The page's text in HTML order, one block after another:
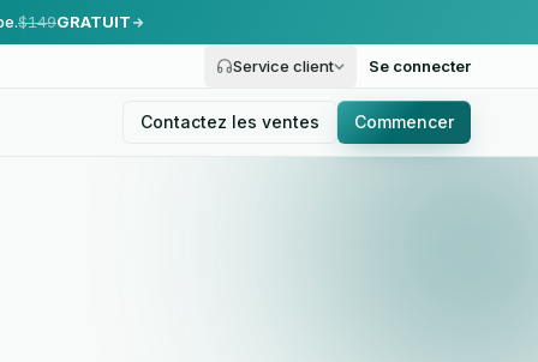
$149GRATUIT
Service client Se connecter
Contactez les ventes Commencer